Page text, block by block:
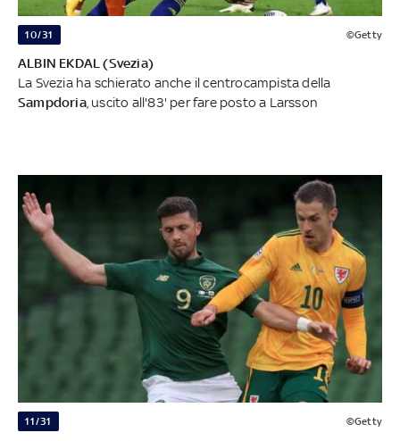
10/31 ©Getty
ALBIN EKDAL (Svezia)
La Svezia ha schierato anche il centrocampista della
Sampdoria, uscito all'83' per fare posto a Larsson
11/31 ©Getty